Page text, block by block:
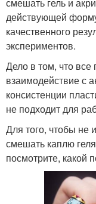
действующей
качественного
экспериментов.
Дело в том, что все
взаимодействие с
консистенции
не подходит для
Для того, чтобы не
смешать каплю
посмотрите, какой